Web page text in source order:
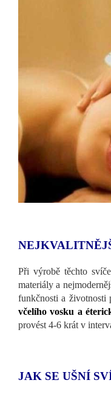
Při výrobě těchto
materiály a
funkčnosti a životnosti
včelího vosku a
provést 4-6 krát v
JAK SE UŠNÍ